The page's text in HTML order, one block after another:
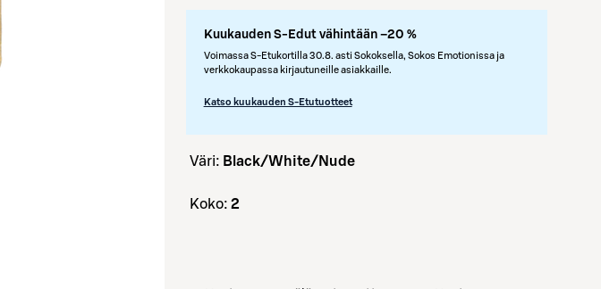
Kuukauden S-Edut vähintään –20 %
Voimassa S-Etukortilla 30.8. asti Sokoksella, Sokos Emotionissa ja
verkkokaupassa kirjautuneille asiakkaille.
Katso kuukauden S-Etutuotteet
väri: Black/White/Nude
koko: 2